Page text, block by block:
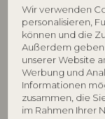
Wir verwenden
personalisieren,
können und die
Außerdem geben
unserer Website
Werbung und
Informationen
zusammen, die
im Rahmen Ihrer
BLOOMINGVILLE
Binna Schale,